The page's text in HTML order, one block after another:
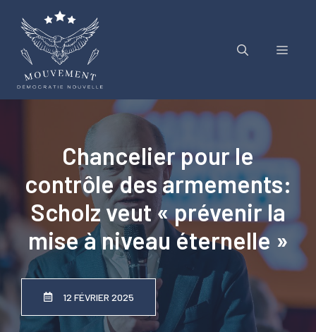
contenu
Menu
Chancelier pour le
contrôle des armements:
Scholz veut « prévenir la
mise à niveau éternelle »
12 FÉVRIER 2025